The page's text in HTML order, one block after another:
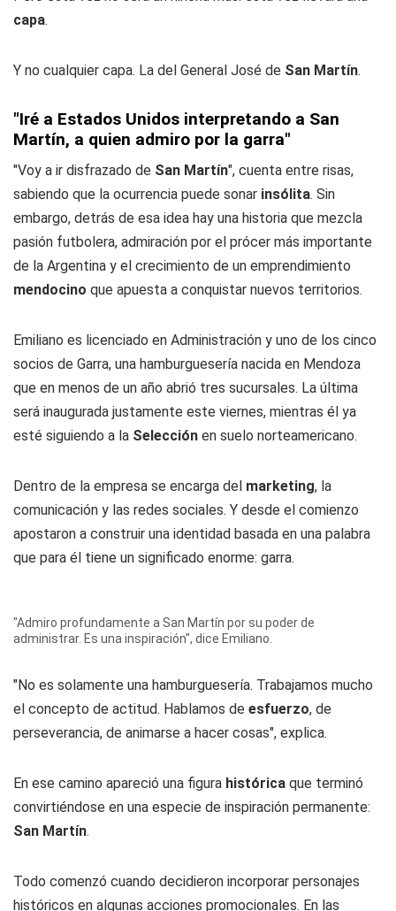
capa.
Y no cualquier capa. La del General José de San Martín.
"Iré a Estados Unidos interpretando a San
Martín, a quien admiro por la garra"
"Voy a ir disfrazado de San Martín", cuenta entre risas,
sabiendo que la ocurrencia puede sonar insólita. Sin
embargo, detrás de esa idea hay una historia que mezcla
pasión futbolera, admiración por el prócer más importante
de la Argentina y el crecimiento de un emprendimiento
mendocino que apuesta a conquistar nuevos territorios.
Emiliano es licenciado en Administración y uno de los cinco
socios de Garra, una hamburguesería nacida en Mendoza
que en menos de un año abrió tres sucursales. La última
será inaugurada justamente este viernes, mientras él ya
esté siguiendo a la Selección en suelo norteamericano.
Dentro de la empresa se encarga del marketing, la
comunicación y las redes sociales. Y desde el comienzo
apostaron a construir una identidad basada en una palabra
que para él tiene un significado enorme: garra.
"Admiro profundamente a San Martín por su poder de
administrar. Es una inspiración", dice Emiliano.
"No es solamente una hamburguesería. Trabajamos mucho
el concepto de actitud. Hablamos de esfuerzo, de
perseverancia, de animarse a hacer cosas", explica.
En ese camino apareció una figura histórica que terminó
convirtiéndose en una especie de inspiración permanente:
San Martín.
Todo comenzó cuando decidieron incorporar personajes
históricos en algunas acciones promocionales. En las